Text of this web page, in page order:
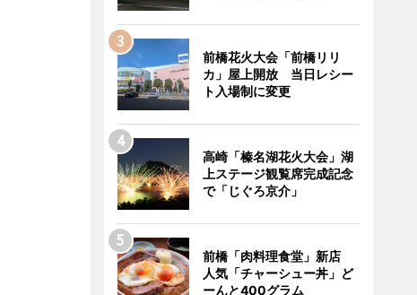
前橋花火大会「前橋リリ
カ」屋上開放 当日レシー
ト入場制に変更
高崎「榛名湖花火大会」湖
上ステージ観覧席完成記念
で「じぐろ京介」
前橋「肉料理食堂」新店
人気「チャーシュー丼」ど
ーんと400グラム